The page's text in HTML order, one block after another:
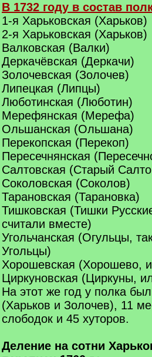
В 1732 году в состав
1-я Харьковская (Харьков)
2-я Харьковская (Харьков)
Валковская (Валки)
Деркачёвская (Деркачи)
Золочевская (Золочев)
Липецкая (Липцы)
Люботинская (Люботин)
Мерефянская (Мерефа)
Ольшанская (Ольшана)
Перекопская (Перекоп)
Пересечнянская
Салтовская (Старый
Соколовская (Соколов)
Тарановская (Тарановка)
Тишковская (Тишки
считали вместе)
Угольчанская (Огульцы,
Угольцы)
Хорошевская (Хорошево,
Циркуновская (Циркуны,
На этот же год у полка
(Харьков и Золочев), 11
слободок и 45 хуторов.
Деление на сотни